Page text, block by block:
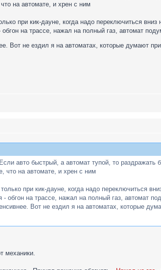
на автомате, и хрен с ним
при кик-дауне, когда надо переключиться
на трассе, нажал на полный газ, автомат
Вот не ездил я на автоматах, которые думают
авто быстрый, а автомат тупой, то
что на автомате, и хрен с ним
при кик-дауне, когда надо переключиться
- обгон на трассе, нажал на полный газ, автомат
Вот не ездил я на автоматах, которые
механики.